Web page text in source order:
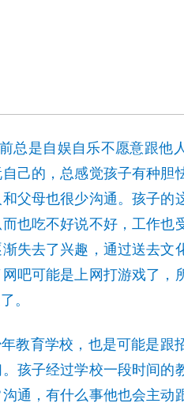
总是自娱自乐不愿意跟他
己的，总感觉孩子有种胆
父母也很少沟通。孩子的
也吃不好说不好，工作也
失去了兴趣，通过送去文
吧可能是上网打游戏了，
。
教育学校，也是可能是跟
孩子经过学校一段时间的
通，有什么事他也会主动